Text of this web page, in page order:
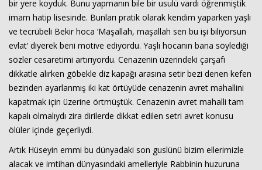
bir yere koyduk. Bunu yapmanın bile bir usulü vardı öğrenmiştik
imam hatip lisesinde. Bunları pratik olarak kendim yaparken yaşlı
ve tecrübeli Bekir hoca ‘Maşallah, maşallah sen bu işi biliyorsun
evlat’ diyerek beni motive ediyordu. Yaşlı hocanın bana söylediği
sözler cesaretimi artırıyordu. Cenazenin üzerindeki çarşafı
dikkatle alırken göbekle diz kapağı arasına setir bezi denen kefen
bezinden ayarlanmış iki kat örtüyüde cenazenin avret mahallini
kapatmak için üzerine örtmüştük. Cenazenin avret mahalli tam
kapalı olmalıydı zira dirilerde dikkat edilen setri avret konusu
ölüler içinde geçerliydi.
Artık Hüseyin emmi bu dünyadaki son guslünü bizim ellerimizle
alacak ve imtihan dünyasındaki amelleriyle Rabbinin huzuruna